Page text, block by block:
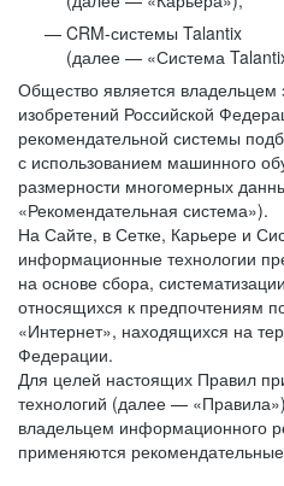
CRM-системы Talantix
(далее — «Система
Общество является владельцем
изобретений Российской
рекомендательной системы
с использованием машинного
размерности многомерных
«Рекомендательная система»).
На Сайте, в Сетке, Карьере и
информационные технологии
на основе сбора,
относящихся к предпочтениям
«Интернет», находящихся на
Федерации.
Для целей настоящих Правил
технологий (далее —
владельцем информационного
применяются